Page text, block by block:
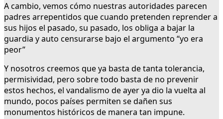
A cambio, vemos cómo nuestras autoridades parecen
padres arrepentidos que cuando pretenden reprender a
sus hijos el pasado, su pasado, los obliga a bajar la
guardia y auto censurarse bajo el argumento “yo era
peor”
Y nosotros creemos que ya basta de tanta tolerancia,
permisividad, pero sobre todo basta de no prevenir
estos hechos, el vandalismo de ayer ya dio la vuelta al
mundo, pocos países permiten se dañen sus
monumentos históricos de manera tan impune.